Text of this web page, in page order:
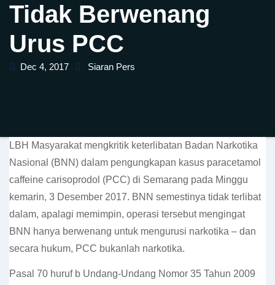
Tidak Berwenang
Urus PCC
Dec 4, 2017 Siaran Pers
LBH Masyarakat mengkritik keterlibatan Badan Narkotika
Nasional (BNN) dalam pengungkapan kasus paracetamol
caffeine carisoprodol (PCC) di Semarang pada Minggu
kemarin, 3 Desember 2017. BNN semestinya tidak terlibat
dalam, apalagi memimpin, operasi tersebut mengingat
BNN hanya berwenang untuk mengurusi narkotika – dan
secara hukum, PCC bukanlah narkotika.
Pasal 70 huruf b Undang-Undang Nomor 35 Tahun 2009